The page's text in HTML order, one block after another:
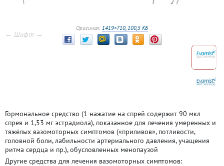
Оригинал: 1419×710, 100,5 КБ
← Шифт →
Гормональное средство (1 нажатие на спрей содержит 90 мкл
спрея и 1,53 мг эстрадиола), показанное для лечения умеренных и
тяжёлых вазомоторных симптомов («приливов», потливости,
головной боли, лабильности артериального давления, учащения
ритма сердца и пр.), обусловленных менопаузой
Другие средства для лечения вазомоторных симптомов: